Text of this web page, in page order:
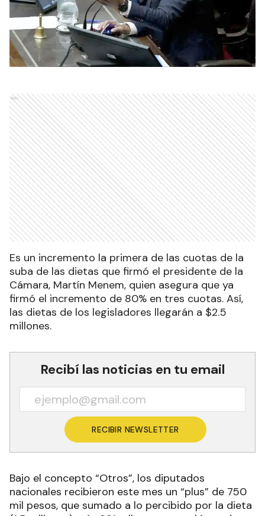
Ads
Es un incremento la primera de las cuotas de la
suba de las dietas que firmó el presidente de la
Cámara, Martín Menem, quien asegura que ya
firmó el incremento de 80% en tres cuotas. Así,
las dietas de los legisladores llegarán a $2.5
millones.
Recibí las noticias en tu email
RECIBIR NEWSLETTER
Bajo el concepto “Otros”, los diputados
nacionales recibieron este mes un “plus” de 750
mil pesos, que sumado a lo percibido por la dieta